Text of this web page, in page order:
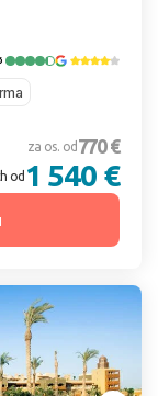
za os. od 770 €
od 1 540 €